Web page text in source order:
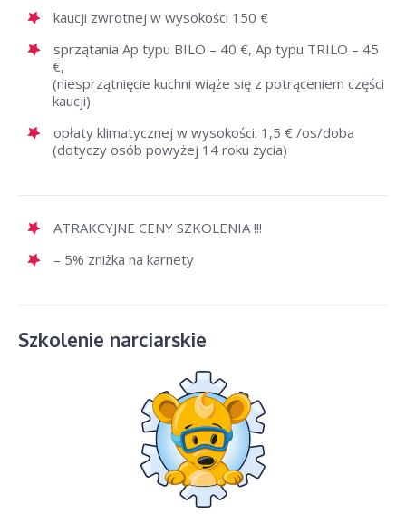
kaucji zwrotnej w wysokości 150 €
sprzątania Ap typu BILO – 40 €, Ap typu TRILO – 45
€,
(niesprzątnięcie kuchni wiąże się z potrąceniem części
kaucji)
opłaty klimatycznej w wysokości: 1,5 € /os/doba
(dotyczy osób powyżej 14 roku życia)
ATRAKCYJNE CENY SZKOLENIA !!!
– 5% zniżka na karnety
Szkolenie narciarskie